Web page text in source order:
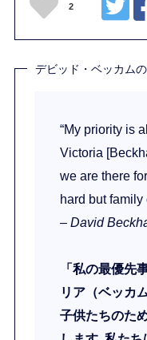
2
デビッド・ベッカム
“My priority is
Victoria
we are there
hard but family
– David
「私の最優先
リア（ベッカ
子供たちのた